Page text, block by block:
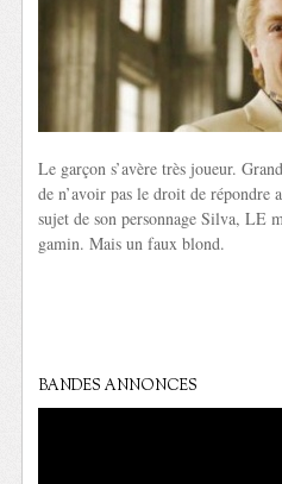
Le garçon s’avère très joueur.
de n’avoir pas le droit de répondre
sujet de son personnage Silva, LE
gamin. Mais un faux blond.
BANDES ANNONCES